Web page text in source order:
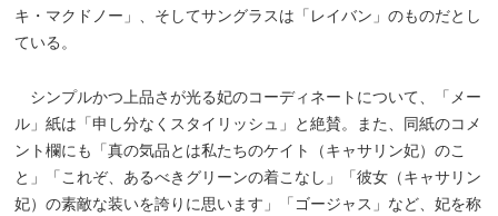
キ・マクドノー」、そしてサングラスは「レイバン」のものだとし
ている。
シンプルかつ上品さが光る妃のコーディネートについて、「メー
ル」紙は「申し分なくスタイリッシュ」と絶賛。また、同紙のコメ
ント欄にも「真の気品とは私たちのケイト（キャサリン妃）のこ
と」「これぞ、あるべきグリーンの着こなし」「彼女（キャサリン
妃）の素敵な装いを誇りに思います」「ゴージャス」など、妃を称